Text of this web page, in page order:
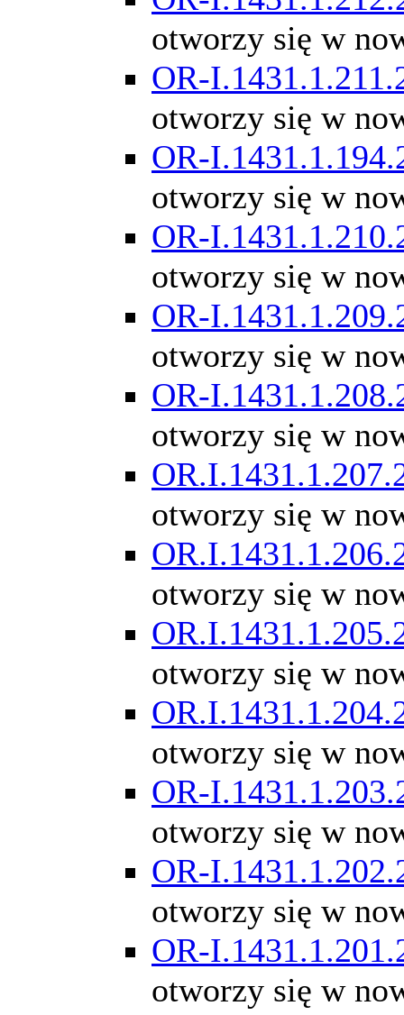
otworzy się w
OR-
otworzy się w
OR-
otworzy się w
OR-
otworzy się w
OR-
otworzy się w
OR-
otworzy się w
otworzy się w
otworzy się w
otworzy się w
otworzy się w
OR-
otworzy się w
OR-
otworzy się w
OR-
otworzy się w